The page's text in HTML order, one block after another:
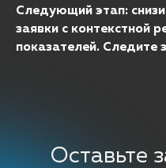
Следующий этап:
заявки с контекстной
показателей. Следите
Оставьте